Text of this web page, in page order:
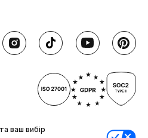
ваш вибір